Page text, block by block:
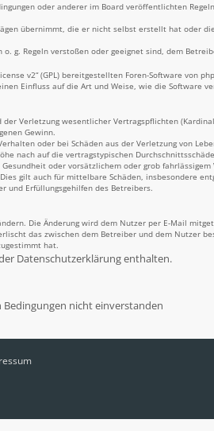
oder anderer im Board veröffentlichten
übernimmt, die er nicht selbst erstellt hat oder
g. Regeln verstoßen oder geeignet sind, dem
v2“ (GPL) bereitgestellten Foren-Software von
Einfluss auf die Art und Weise, wie die Software
Verletzung wesentlicher Vertragspflichten
Gewinn.
oder bei Schäden aus der Verletzung von
nach auf die vertragstypischen
oder vorsätzlichem oder grob
gilt auch für mittelbare Schäden, insbesondere
und Erfüllungsgehilfen des Betreibers.
Die Änderung wird dem Nutzer per E-Mail
das zwischen dem Betreiber und dem Nutzer
hat.
Datenschutzerklärung enthalten.